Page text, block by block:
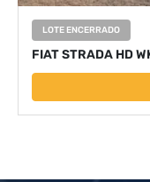
LOTE ENCERRADO
FIAT STRADA HD